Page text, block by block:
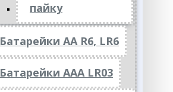
пайку
Батарейки АА R6, LR6
Батарейки АAА LR03